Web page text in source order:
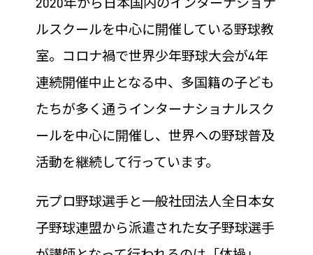
ルスクールを中心に開催している野球教
室。コロナ禍で世界少年野球大会が4年
連続開催中止となる中、多国籍の子ども
たちが多く通うインターナショナルスク
ールを中心に開催し、世界への野球普及
活動を継続して行っています。
元プロ野球選手と一般社団法人全日本女
子野球連盟から派遣された女子野球選手